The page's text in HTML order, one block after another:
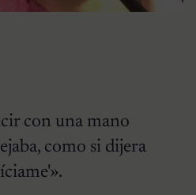
con una mano
como si dijera